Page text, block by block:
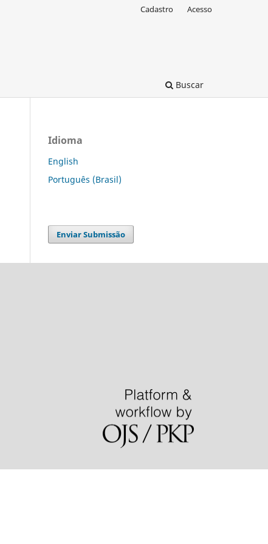
Buscar
Cadastro Acesso
Idioma
English
Português (Brasil)
Enviar Submissão